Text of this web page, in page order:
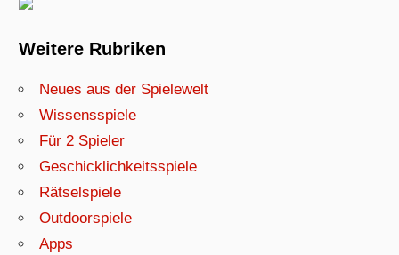
Weitere Rubriken
Neues aus der Spielewelt
Wissensspiele
Für 2 Spieler
Geschicklichkeitsspiele
Rätselspiele
Outdoorspiele
Apps